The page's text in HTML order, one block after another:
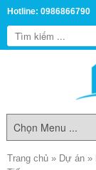
Hotline: 0986866790
Trang chủ » Dự án »